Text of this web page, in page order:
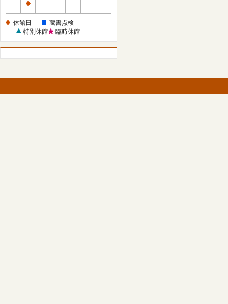
休
日
休館日
蔵書点検
特別休館
臨時休館